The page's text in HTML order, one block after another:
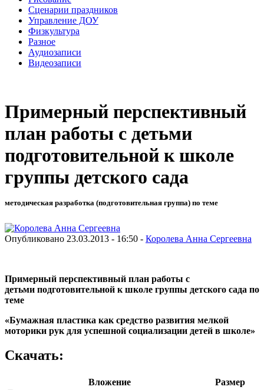
Сценарии праздников
Управление ДОУ
Физкультура
Разное
Аудиозаписи
Видеозаписи
Примерный перспективный
план работы с детьми
подготовительной к школе
группы детского сада
методическая разработка (подготовительная группа) по теме
Опубликовано 23.03.2013 - 16:50 - Королева Анна Сергеевна
Примерный перспективный план работы с
детьми подготовительной к школе группы детского сада по
теме
«Бумажная пластика как средство развития мелкой
моторики рук для успешной социализации детей в школе»
Скачать:
Вложение
Размер